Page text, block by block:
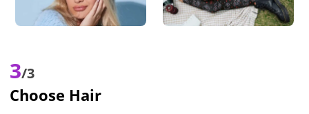
3/3
Choose Hair